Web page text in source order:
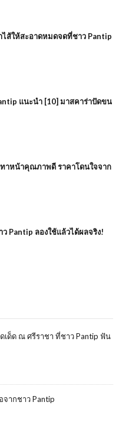
ส้ให้สะอาดหมดจดที่ชาว Pantip
แนะนำ [10] มาสคาร่าปัดขน
าหน้าคุณภาพดี ราคาโดนใจจาก
Pantip ลองใช้แล้วได้ผลจริง!
เด็ด ณ ศรีราชา ที่ชาว Pantip ฟัน
จากชาว Pantip